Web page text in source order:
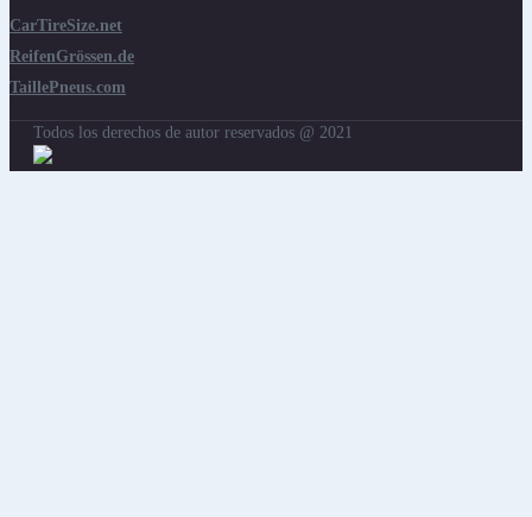
CarTireSize.net
ReifenGrössen.de
TaillePneus.com
Todos los derechos de autor reservados @ 2021